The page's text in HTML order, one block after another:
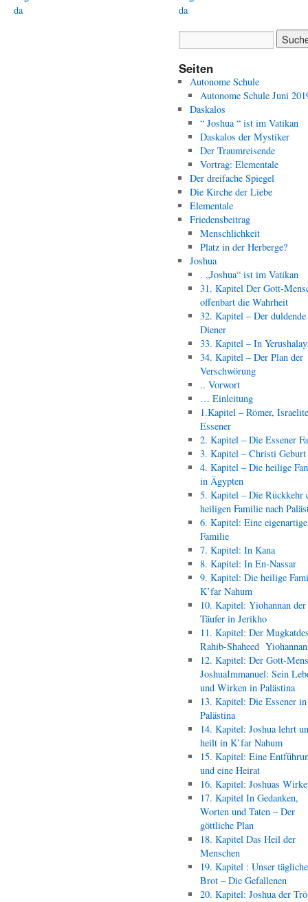
da
da
Seiten
Autonome Schule
Autonome Schule Juni
Daskalos
“ Joshua “ ist im Vatikan
Daskalos der Mystiker
Der Traumreisende
Vortrag: Elementale
Der dreifache Spiegel
Die Kirche der Liebe
Elementale
Friedensbeitrag
Menschlichkeit
Platz in der Herberge?
Joshua
. „Joshua“ ist im Vatikan
31. Kapitel Der Gott-
offenbart die Wahrheit
32. Kapitel – Der duldende
Diener
33. Kapitel – In
34. Kapitel – Der Plan der
Verschwörung
.. Vorwort
… Einleitung
1.Kapitel – Römer,
Essener
2. Kapitel – Die Essener
3. Kapitel – Christi Geburt
4. Kapitel – Die heilige
in Ägypten
5. Kapitel – Die Rückkehr
heiligen Familie nach
6. Kapitel: Eine eigenartige
Familie
7. Kapitel: In Kana
8. Kapitel: In En-Nassar
9. Kapitel: Die heilige
K’far Nahum
10. Kapitel: Yiohannan der
Täufer in Jerikho
11. Kapitel: Der
Rahib-Shaheed
12. Kapitel: Der Gott-
JoshuaImmanuel: Sein
und Wirken in Palästina
13. Kapitel: Die Essener in
Palästina
14. Kapitel: Joshua lehrt
heilt in K’far Nahum
15. Kapitel: Eine
und eine Heirat
16. Kapitel: Joshuas
17. Kapitel In Gedanken,
Worten und Taten – Der
göttliche Plan
18. Kapitel Das Heil der
Menschen
19. Kapitel : Unser
Brot – Die Gefallenen
20. Kapitel: Joshua der